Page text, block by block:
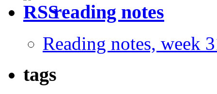
reading notes
Reading notes, week
tags